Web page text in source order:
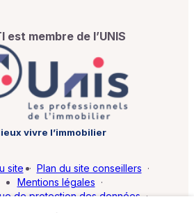
est membre de l’UNIS
vivre l’immobilier
site · Plan du site conseillers ·
Mentions légales ·
de protection des données ·